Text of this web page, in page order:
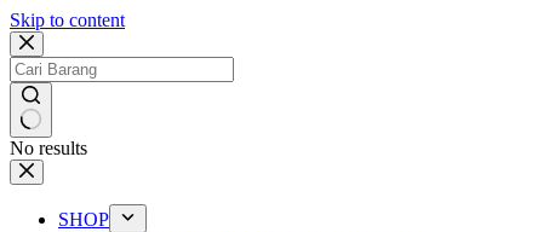
Skip to content
No results
SHOP